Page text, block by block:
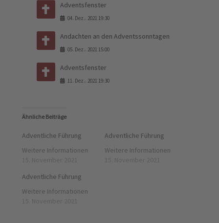
Adventsfenster
04. Dez.. 2021 19:30
Andachten an den Adventssonntagen
05. Dez.. 2021 15:00
Adventsfenster
11. Dez.. 2021 19:30
Ähnliche Beiträge
Adventliche Führung
Weitere Informationen
Adventliche Führung
Weitere Informationen
Adventliche Führung
Weitere Informationen